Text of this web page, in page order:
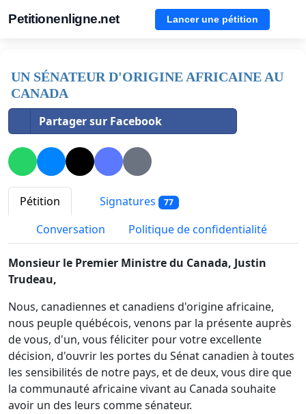
Petitionenligne.net Lancer une pétition
UN SÉNATEUR D'ORIGINE AFRICAINE AU
CANADA
Partager sur Facebook
Pétition Signatures 77
Conversation Politique de confidentialité
Monsieur le Premier Ministre du Canada, Justin
Trudeau,
Nous, canadiennes et canadiens d'origine africaine,
nous peuple québécois, venons par la présente auprès
de vous, d'un, vous féliciter pour votre excellente
décision, d'ouvrir les portes du Sénat canadien à toutes
les sensibilités de notre pays, et de deux, vous dire que
la communauté africaine vivant au Canada souhaite
avoir un des leurs comme sénateur.